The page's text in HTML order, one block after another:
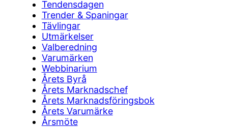
Tendensdagen
Trender & Spaningar
Tävlingar
Utmärkelser
Valberedning
Varumärken
Webbinarium
Årets Byrå
Årets Marknadschef
Årets Marknadsföringsbok
Årets Varumärke
Årsmöte